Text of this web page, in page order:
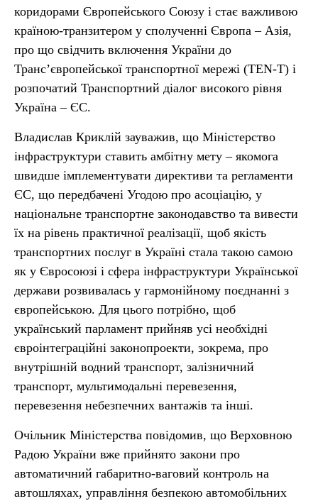
коридорами Європейського Союзу і стає важливою
країною-транзитером у сполученні Європа – Азія,
про що свідчить включення України до
Транс’європейської транспортної мережі (TEN-T) і
розпочатий Транспортний діалог високого рівня
Україна – ЄС.
Владислав Криклій зауважив, що Міністерство
інфраструктури ставить амбітну мету – якомога
швидше імплементувати директиви та регламенти
ЄС, що передбачені Угодою про асоціацію, у
національне транспортне законодавство та вивести
їх на рівень практичної реалізації, щоб якість
транспортних послуг в Україні стала такою самою
як у Євросоюзі і сфера інфраструктури Української
держави розвивалась у гармонійному поєднанні з
європейською. Для цього потрібно, щоб
український парламент прийняв усі необхідні
євроінтеграційні законопроекти, зокрема, про
внутрішній водний транспорт, залізничний
транспорт, мультимодальні перевезення,
перевезення небезпечних вантажів та інші.
Очільник Міністерства повідомив, що Верховною
Радою України вже прийнято закони про
автоматичний габаритно-ваговий контроль на
автошляхах, управління безпекою автомобільних